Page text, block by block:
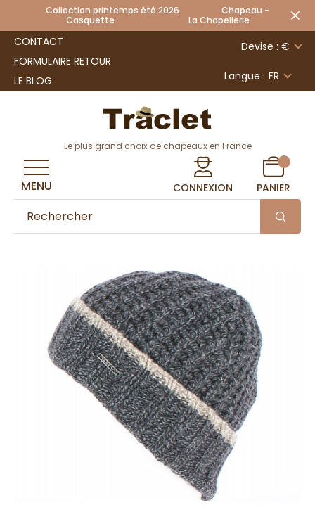
Collection printemps été 2026 Chapeau -
Casquette La Chapellerie
CONTACT
FORMULAIRE RETOUR
LE BLOG
Devise : €
Langue : FR
Le plus grand choix de chapeaux en France
CONNEXION PANIER
MENU